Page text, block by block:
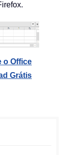
o Office
Grátis